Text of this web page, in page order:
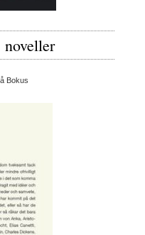
Bokus